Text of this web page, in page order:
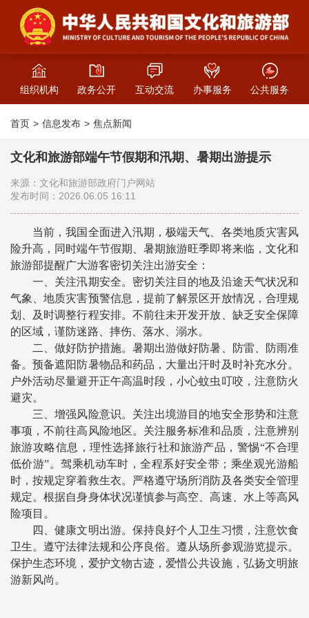
组织机构 政务公开 互动交流 办事服务 公共服务
首页 信息发布 焦点新闻
文化和旅游部端午节假期和汛期、暑期出游提示
来源：文化和旅游部政府门户网站
发布时间：2026.06.05 16:11
当前，我国全面进入汛期，极端天气、各类地质灾害风
险升高，同时端午节假期、暑期旅游旺季即将来临，文化和
旅游部提醒广大游客密切关注出游安全：
一、关注汛期安全。密切关注目的地及沿途天气状况和
气象、地质灾害预警信息，提前了解景区开放情况，合理规
划、及时调整行程安排。不前往未开发开放、缺乏安全保障
的区域，谨防迷路、摔伤、落水、溺水。
二、做好防护措施。暑期出游做好防暑、防雷、防雨准
备。预备遮阳防暑物品和药品，大量出汗时及时补充水分。
户外活动尽量避开正午高温时段，小心蚊虫叮咬，注意防火
避灾。
三、增强风险意识。关注出境游目的地安全形势和注意
事项，不前往高风险地区。关注服务标准和品质，注意辨别
旅游攻略信息，理性选择旅行社和旅游产品，警惕“不合理
低价游”。驾乘机动车时，全程系好安全带；乘坐观光游船
时，按规定穿着救生衣。严格遵守场所消防及各类安全管理
规定。根据自身身体状况谨慎参与高空、高速、水上等高风
险项目。
四、健康文明出游。保持良好个人卫生习惯，注意饮食
卫生。遵守法律法规和公序良俗。遵从场所参观游览提示。
保护生态环境，爱护文物古迹，爱惜公共设施，弘扬文明旅
游新风尚。